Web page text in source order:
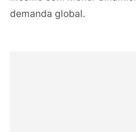
demanda global.